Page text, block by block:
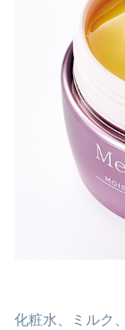
化粧水、ミルク